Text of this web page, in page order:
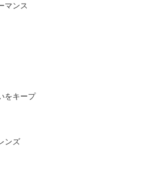
マンス
をキープ
ンズ